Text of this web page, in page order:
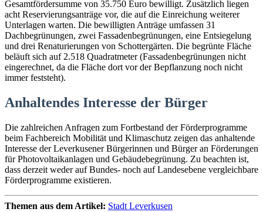
Gesamtfördersumme von 35.750 Euro bewilligt. Zusätzlich liegen
acht Reservierungsanträge vor, die auf die Einreichung weiterer
Unterlagen warten. Die bewilligten Anträge umfassen 31
Dachbegrünungen, zwei Fassadenbegrünungen, eine Entsiegelung
und drei Renaturierungen von Schottergärten. Die begrünte Fläche
beläuft sich auf 2.518 Quadratmeter (Fassadenbegrünungen nicht
eingerechnet, da die Fläche dort vor der Bepflanzung noch nicht
immer feststeht).
Anhaltendes Interesse der Bürger
Die zahlreichen Anfragen zum Fortbestand der Förderprogramme
beim Fachbereich Mobilität und Klimaschutz zeigen das anhaltende
Interesse der Leverkusener Bürgerinnen und Bürger an Förderungen
für Photovoltaikanlagen und Gebäudebegrünung. Zu beachten ist,
dass derzeit weder auf Bundes- noch auf Landesebene vergleichbare
Förderprogramme existieren.
Themen aus dem Artikel: Stadt Leverkusen